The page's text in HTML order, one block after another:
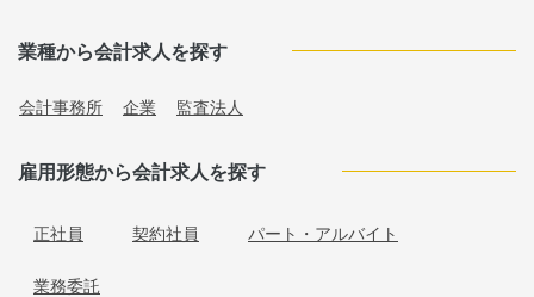
業種から会計求人を探す
会計事務所 企業 監査法人
雇用形態から会計求人を探す
正社員 契約社員 パート・アルバイト
業務委託